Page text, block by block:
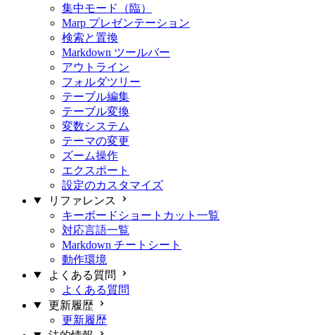
集中モード（臨）
Marp プレゼンテーション
検索と置換
Markdown ツールバー
アウトライン
フォルダツリー
テーブル編集
テーブル変換
変数システム
テーマの変更
ズーム操作
エクスポート
設定のカスタマイズ
リファレンス
キーボードショートカット一覧
対応言語一覧
Markdown チートシート
動作環境
よくある質問
よくある質問
更新履歴
更新履歴